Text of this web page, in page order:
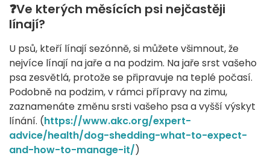
❓Ve kterých měsících psi nejčastěji
línají?
U psů, kteří línají sezónně, si můžete všimnout, že
nejvíce línají na jaře a na podzim. Na jaře srst vašeho
psa zesvětlá, protože se připravuje na teplé počasí.
Podobně na podzim, v rámci přípravy na zimu,
zaznamenáte změnu srsti vašeho psa a vyšší výskyt
línání. (https://www.akc.org/expert-
advice/health/dog-shedding-what-to-expect-
and-how-to-manage-it/)